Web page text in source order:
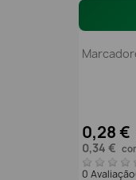
0,28 €
0,34 €
0